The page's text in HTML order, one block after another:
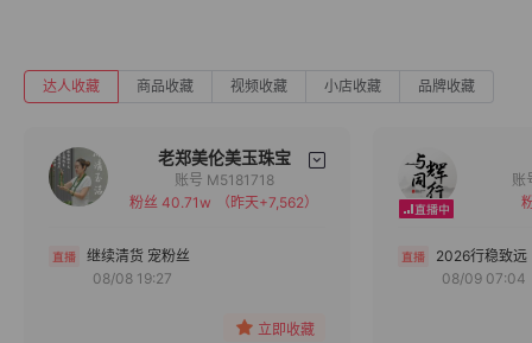
达人收藏 商品收藏 视频收藏 小店收藏 品牌收藏
老郑美伦美玉珠宝
备注
账号 M5181718
粉丝 40.71w
（昨天+7,562）
继续清货 宠粉丝
08/08 19:27
立即收藏
2026行稳致远
08/09 07:04